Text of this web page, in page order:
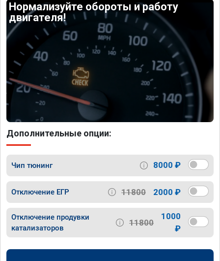
Нормализуйте обороты и работу
двигателя!
Дополнительные опции:
Чип тюнинг 8000 ₽
Отключение ЕГР 11800 2000 ₽
Отключение продувки
катализаторов
11800
1000
₽